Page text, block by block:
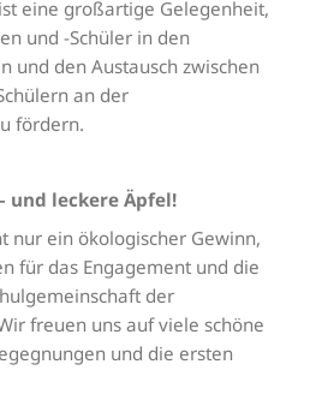
eine großartige Gelegenheit,
und -Schüler in den
und den Austausch zwischen
an der
fördern.
und leckere Äpfel!
nur ein ökologischer Gewinn,
für das Engagement und die
der
freuen uns auf viele schöne
und die ersten